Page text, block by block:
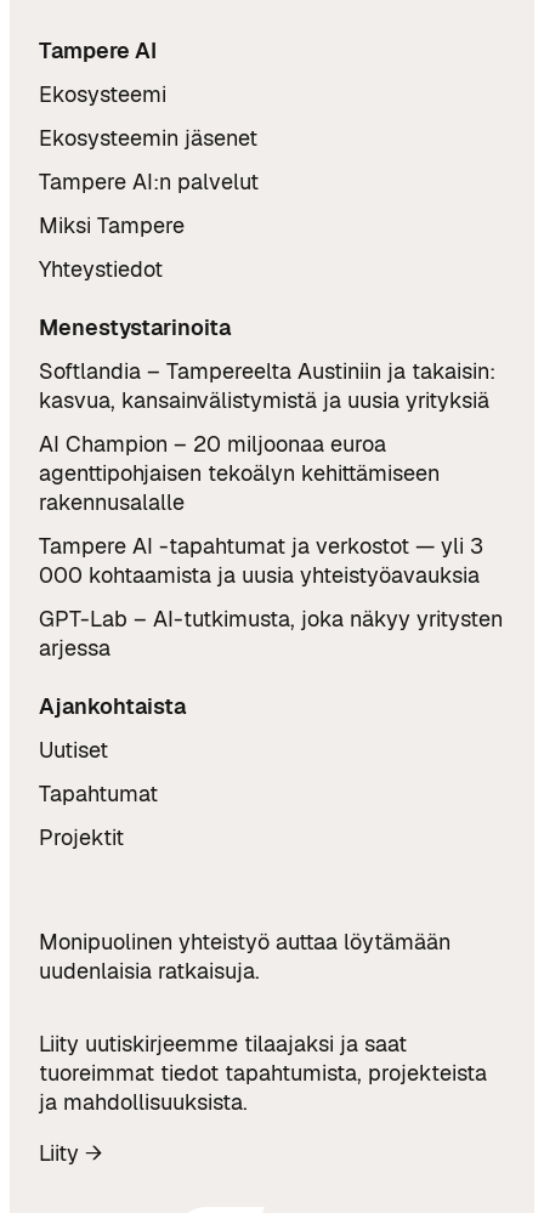
Tampere AI
Ekosysteemi
Ekosysteemin jäsenet
Tampere AI:n palvelut
Miksi Tampere
Yhteystiedot
Menestystarinoita
Softlandia – Tampereelta Austiniin ja takaisin:
kasvua, kansainvälistymistä ja uusia yrityksiä
AI Champion – 20 miljoonaa euroa
agenttipohjaisen tekoälyn kehittämiseen
rakennusalalle
Tampere AI -tapahtumat ja verkostot — yli 3
000 kohtaamista ja uusia yhteistyöavauksia
GPT-Lab – AI-tutkimusta, joka näkyy yritysten
arjessa
Ajankohtaista
Uutiset
Tapahtumat
Projektit
Monipuolinen yhteistyö auttaa löytämään
uudenlaisia ratkaisuja.
Liity uutiskirjeemme tilaajaksi ja saat
tuoreimmat tiedot tapahtumista, projekteista
ja mahdollisuuksista.
Liity →